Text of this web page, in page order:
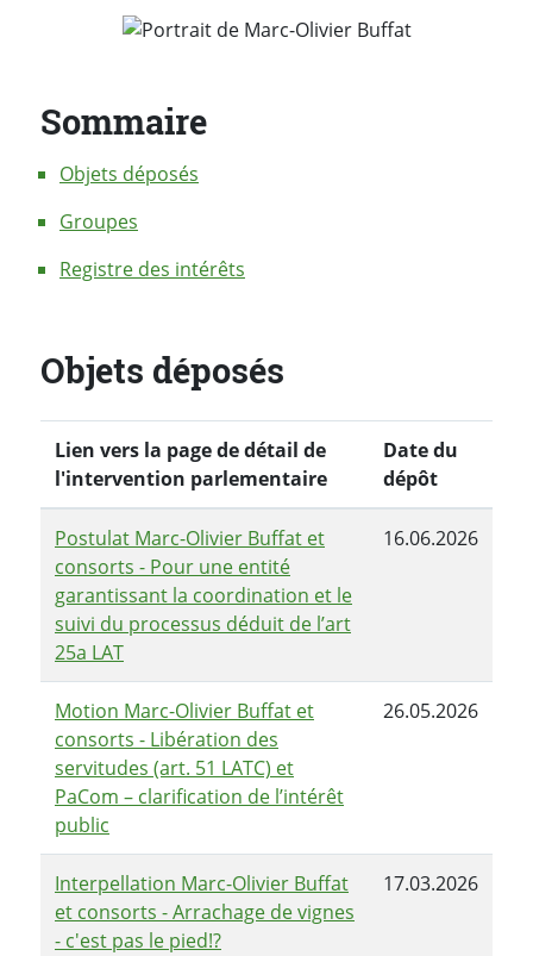
Sommaire
Objets déposés
Groupes
Registre des intérêts
Objets déposés
Lien vers la page de détail de
l'intervention parlementaire
Date du
dépôt
Postulat Marc-Olivier Buffat et
consorts - Pour une entité
garantissant la coordination et le
suivi du processus déduit de l’art
25a LAT
16.06.2026
Motion Marc-Olivier Buffat et
consorts - Libération des
servitudes (art. 51 LATC) et
PaCom – clarification de l’intérêt
public
26.05.2026
Interpellation Marc-Olivier Buffat
et consorts - Arrachage de vignes
- c'est pas le pied!?
17.03.2026